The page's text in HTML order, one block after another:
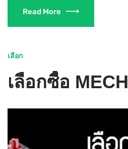
Read More
เลือก